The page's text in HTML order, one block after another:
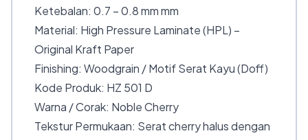
Ketebalan: 0.7 – 0.8 mm mm
Material: High Pressure Laminate (HPL) –
Original Kraft Paper
Finishing: Woodgrain / Motif Serat Kayu (Doff)
Kode Produk: HZ 501 D
Warna / Corak: Noble Cherry
Tekstur Permukaan: Serat cherry halus dengan